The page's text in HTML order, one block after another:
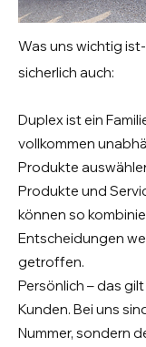
Was uns wichtig
sicherlich auch:
Duplex ist ein
vollkommen
Produkte
Produkte und
können so
Entscheidungen
getroffen.
Persönlich – das
Kunden. Bei uns
Nummer, sondern